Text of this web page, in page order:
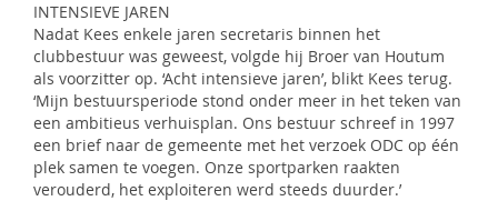
INTENSIEVE JAREN
Nadat Kees enkele jaren secretaris binnen het
clubbestuur was geweest, volgde hij Broer van Houtum
als voorzitter op. ‘Acht intensieve jaren’, blikt Kees terug.
‘Mijn bestuursperiode stond onder meer in het teken van
een ambitieus verhuisplan. Ons bestuur schreef in 1997
een brief naar de gemeente met het verzoek ODC op één
plek samen te voegen. Onze sportparken raakten
verouderd, het exploiteren werd steeds duurder.’